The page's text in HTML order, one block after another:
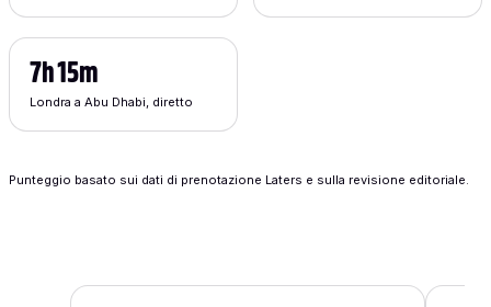
Londra a Abu Dhabi, diretto
7h 15m
Punteggio basato sui dati di prenotazione Laters e sulla revisione editoriale.